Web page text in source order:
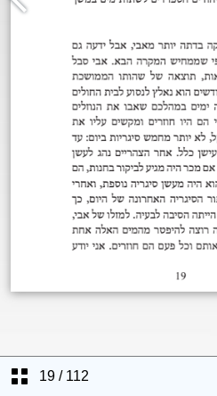
19 / 112